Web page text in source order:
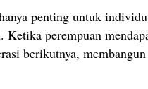
penting untuk
Ketika perempuan
berikutnya,